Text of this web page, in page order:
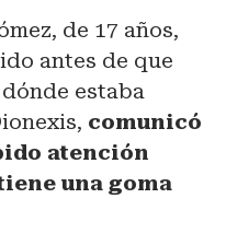
de 17 años,
antes de que
estaba
comunicó
atención
una goma